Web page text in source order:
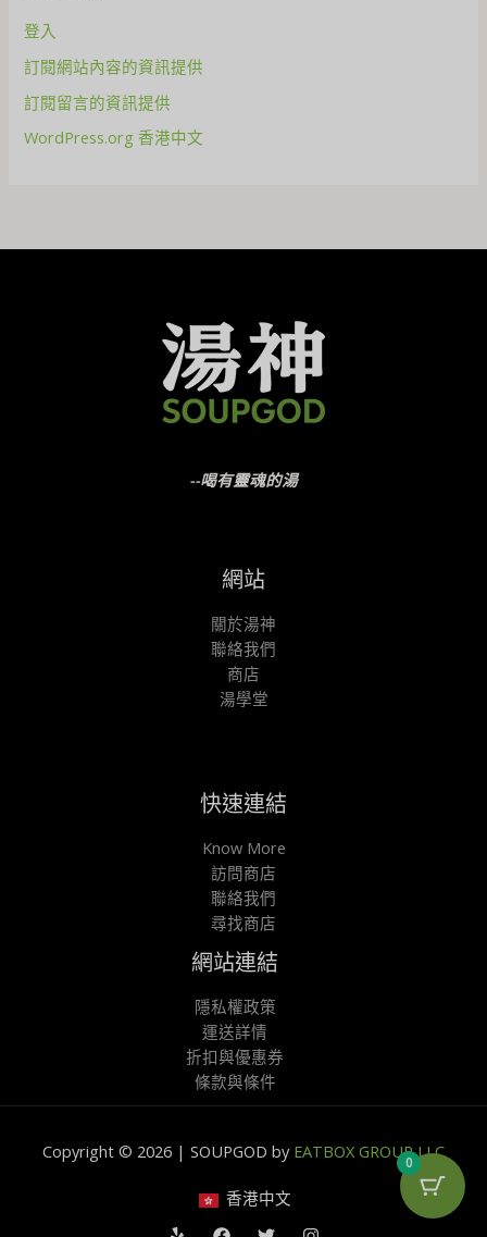
登入
訂閱網站內容的資訊提供
訂閱留言的資訊提供
WordPress.org 香港中文
--喝有靈魂的湯
網站
關於湯神
聯絡我們
商店
湯學堂
快速連結
Know More
訪問商店
聯絡我們
尋找商店
網站連結
隱私權政策
運送詳情
折扣與優惠券
條款與條件
Copyright © 2026 | SOUPGOD by EATBOX GROUP LLC
香港中文
0